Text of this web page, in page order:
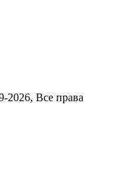
Все права